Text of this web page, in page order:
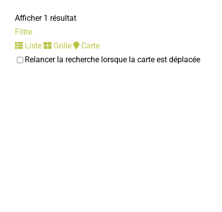
Afficher 1 résultat
Filtre
Liste
Grille
Carte
Relancer la recherche lorsque la carte est déplacée